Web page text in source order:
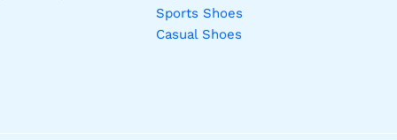
Sports Shoes
Casual Shoes